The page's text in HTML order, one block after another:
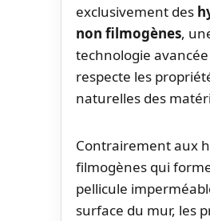
exclusivement des
non filmogènes,
technologie
respecte les
naturelles des
Contrairement aux
filmogènes qui
pellicule
surface du mur, les